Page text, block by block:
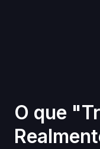
O que